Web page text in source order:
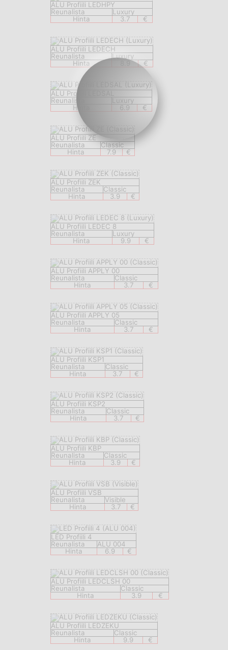
ALU Profiili LEDHPY
Reunalista
Luxury
Hinta
3.7 €
ALU Profiili LEDECH
Reunalista
Luxury
Hinta
€
ALU Profiili LEDSAL
Reunalista
Luxury
Hinta
6.9 €
ALU Profiili ZE
Reunalista
Classic
Hinta
7.9 €
ALU Profiili ZEK
Reunalista
Classic
Hinta
3.9 €
ALU Profiili LEDEC 8
Reunalista
Luxury
Hinta
9.9 €
ALU Profiili APPLY 00
Reunalista
Classic
Hinta
3.7 €
ALU Profiili APPLY 05
Reunalista
Classic
Hinta
3.7 €
ALU Profiili KSP1
Reunalista
Classic
Hinta
3.7 €
ALU Profiili KSP2
Reunalista
Classic
Hinta
3.7 €
ALU Profiili KBP
Reunalista
Classic
Hinta
3.9 €
ALU Profiili VSB
Reunalista
Visible
Hinta
3.7 €
LED Profiili 4
Reunalista
ALU 004
Hinta
6.9 €
ALU Profiili LEDCLSH 00
Reunalista
Classic
Hinta
3.9 €
ALU Profiili LEDZEKU
Reunalista
Classic
Hinta
9.9 €